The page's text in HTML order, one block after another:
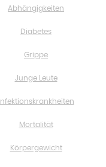
Abhängigkeiten
Diabetes
Grippe
Junge Leute
Infektionskrankheiten
Mortalität
Körpergewicht